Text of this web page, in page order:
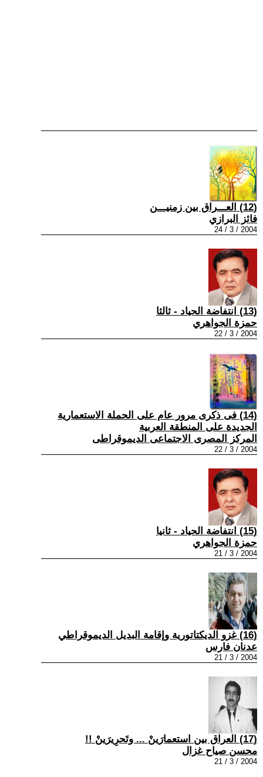
(12) العـــراق بين زمنيـــن
فائز البرازي
2004 / 3 / 24
(13) انتفاضة الحياد - ثالثا
حمزة الجواهري
2004 / 3 / 22
(14) فى ذكرى مرور عام على الحملة الاستعمارية
الجديدة على المنطقة العربية
المركز المصرى الاجتماعى الديموقراطى
2004 / 3 / 22
(15) انتفاضة الحياد - ثانيا
حمزة الجواهري
2004 / 3 / 21
(16) غزو الديكتاتورية وإقامة البديل الديموقراطي
عدنان فارس
2004 / 3 / 21
(17) العراق بين استعمارَينْ ... وتَحرِيرَينْ !!
محسن صياح غزال
2004 / 3 / 21